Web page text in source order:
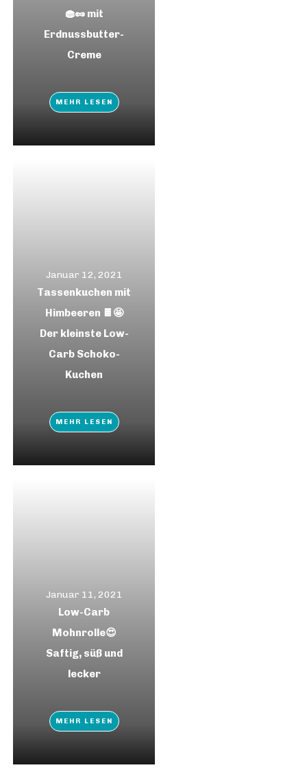
🧁🥜 mit
Erdnussbutter-
Creme
MEHR LESEN
Januar 12, 2021
Tassenkuchen mit
Himbeeren 🍫🤩
Der kleinste Low-
Carb Schoko-
Kuchen
MEHR LESEN
Januar 11, 2021
Low-Carb
Mohnrolle😍
Saftig, süß und
lecker
MEHR LESEN